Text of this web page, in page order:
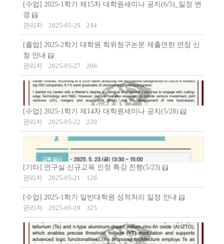
[수업] 2025-1학기 제15차 대학원세미나 공지(6/5)_일정 변
경
관리자
2025-05-29 244
[졸업] 2025-2학기 대학원 학위청구논문 제출연한 연장 신
청 안내
관리자
2025-05-27 286
[수업] 2025-1학기 제14차 대학원세미나 공지(5/28)
관리자
2025-05-22 220
[기타] 연구실 신규교육 인정 특강 진행(5/23)
관리자
2025-05-21 126
[수업] 2025-1학기 일반대학원 성적처리 일정 안내
관리자
2025-05-19 325